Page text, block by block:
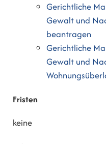
Gerichtliche
Gewalt und
beantragen
Gerichtliche
Gewalt und
Fristen
keine